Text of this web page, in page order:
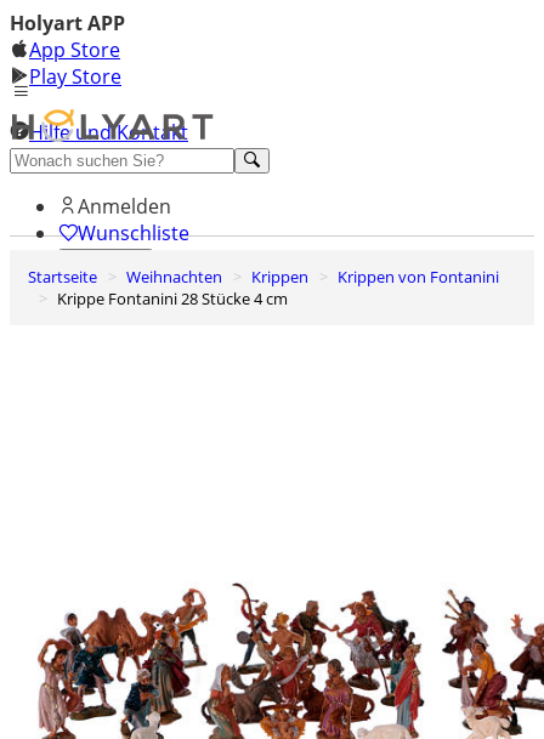
Holyart APP
App Store
Play Store
Hilfe und Kontakt
Entdecken Sie Premium
Anmelden
Wunschliste
0
Warenkorb
Startseite Weihnachten Krippen
Krippen von Fontanini
Krippe Fontanini 28 Stücke 4 cm